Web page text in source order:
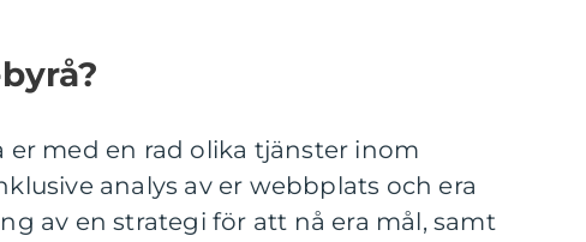
er med en rad olika tjänster inom
analys av er webbplats och era
av en strategi för att nå era mål, samt